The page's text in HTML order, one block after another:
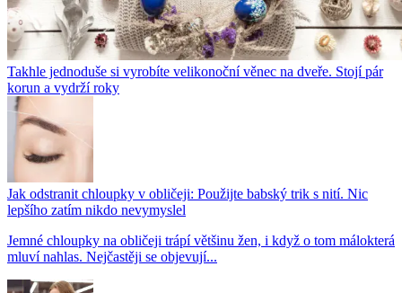
Takhle jednoduše si vyrobíte velikonoční věnec na dveře. Stojí pár
korun a vydrží roky
Jak odstranit chloupky v obličeji: Použijte babský trik s nití. Nic
lepšího zatím nikdo nevymyslel
Jemné chloupky na obličeji trápí většinu žen, i když o tom málokterá
mluví nahlas. Nejčastěji se objevují...